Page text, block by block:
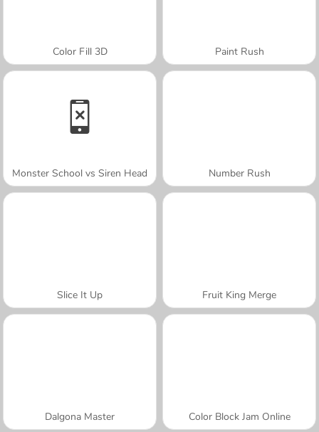
Color Fill 3D Paint Rush
Monster School vs Siren Head Number Rush
Slice It Up Fruit King Merge
Dalgona Master Color Block Jam Online